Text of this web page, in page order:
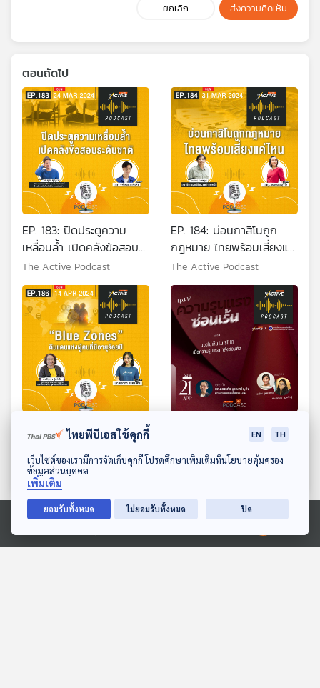
ดาวน์โหลด Thai PBS Podcast Application
Ⓒ 2020 องค์การกระจายเสียงและแพร่ภาพสาธารณะแห่งประเทศไทย
ยกเลิก ส่งความคิดเห็น
ตอนถัดไป
EP. 183: ปิดประตูความ
เหลื่อมล้ำ เปิดคลังข้อสอบ
ระดับชาติ
The Active Podcast
EP. 184: บ่อนกาสิโนถูก
กฎหมาย ไทยพร้อมเสี่ยงแค่
ไหน
The Active Podcast
EP. 186: Blue Zones ดิน
แดนแห่งผู้คนที่มีอายุร้อยปี
The Active Podcast
EP. 187: มองไม่เห็น ไม่ใช่
ไม่มี เมื่อความรุนแรงกำลัง
ซ่อนตัว
The Active Podcast
ตอนที่เกี่ยวข้อง
ไทยพีบีเอสใช้คุกกี้ EN TH
เว็บไซต์ของเรามีการจัดเก็บคุกกี้ โปรดศึกษาเพิ่มเติมที่นโยบายคุ้มครอง
ข้อมูลส่วนบุคคล
เพิ่มเติม
ยอมรับทั้งหมด ไม่ยอมรับทั้งหมด ปิด